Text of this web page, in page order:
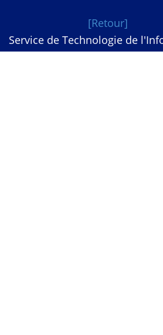
[Retour]
Service de Technologie de